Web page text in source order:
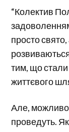
“Колектив
просто свято,
тим, що стали
життєвого
Але,
проведуть.